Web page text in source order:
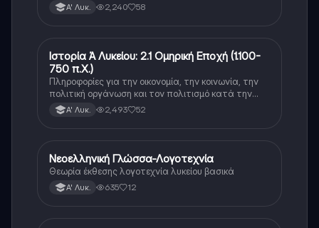
Α' Λυκ. 2,240 58
Νέα Ελληνικά
Ιστορία Ά Λυκείου: 2.1 Ομηρική Εποχή (1.100-
750 π.Χ.)
Πληροφορίες για την οικονομία, την κοινωνία, την
πολιτική οργάνωση και τον πολιτισμό κατά την
διάρκεια της ομηρικής εποχής.
Α' Λυκ. 2,493 52
Νέα Ελληνικά
Νεοελληνική Γλώσσα-Λογοτεχνία
Θεωρία έκθεσης λογοτεχνία λυκείου βασικά
Α' Λυκ. 635 12